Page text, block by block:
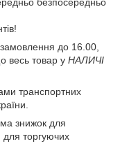
до 16.00,
весь товар у НАЛИЧІ
транспортних
знижок для
для торгуючих